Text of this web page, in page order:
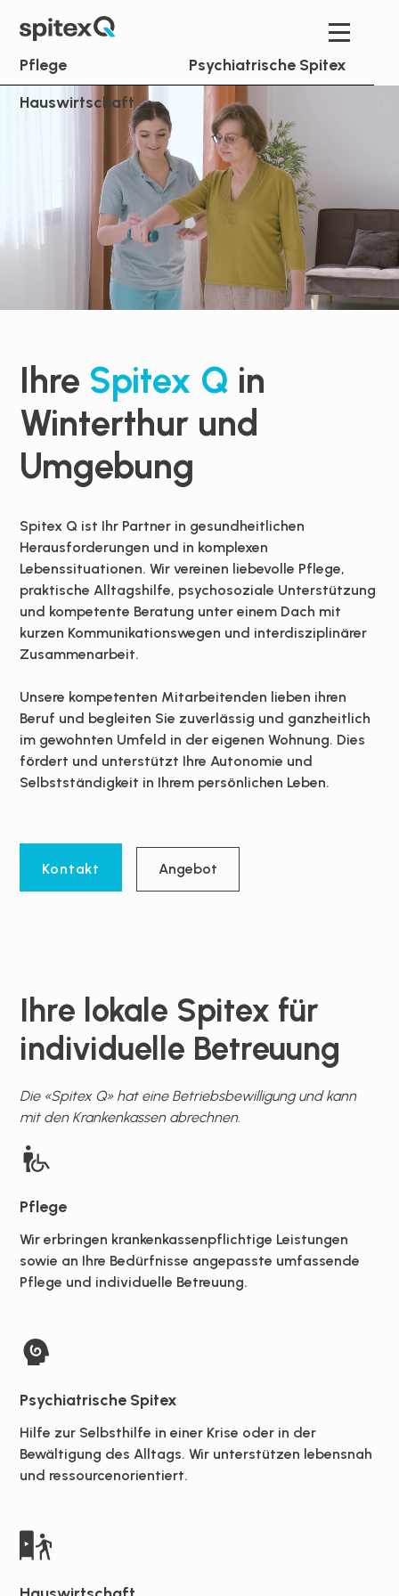
Pflege
Psychiatrische Spitex
Hauswirtschaft
Ihre Spitex Q in
Winterthur und
Umgebung
Spitex Q ist Ihr Partner in gesundheitlichen
Herausforderungen und in komplexen
Lebenssituationen. Wir vereinen liebevolle Pflege,
praktische Alltagshilfe, psychosoziale Unterstützung
und kompetente Beratung unter einem Dach mit
kurzen Kommunikationswegen und interdisziplinärer
Zusammenarbeit.
Unsere kompetenten Mitarbeitenden lieben ihren
Beruf und begleiten Sie zuverlässig und ganzheitlich
im gewohnten Umfeld in der eigenen Wohnung. Dies
fördert und unterstützt Ihre Autonomie und
Selbstständigkeit in Ihrem persönlichen Leben.
Kontakt Angebot
Ihre lokale Spitex für
individuelle Betreuung
Die «Spitex Q» hat eine Betriebsbewilligung und kann
mit den Krankenkassen abrechnen.
Pflege
Wir erbringen krankenkassenpflichtige Leistungen
sowie an Ihre Bedürfnisse angepasste umfassende
Pflege und individuelle Betreuung.
Psychiatrische Spitex
Hilfe zur Selbsthilfe in einer Krise oder in der
Bewältigung des Alltags. Wir unterstützen lebensnah
und ressourcenorientiert.